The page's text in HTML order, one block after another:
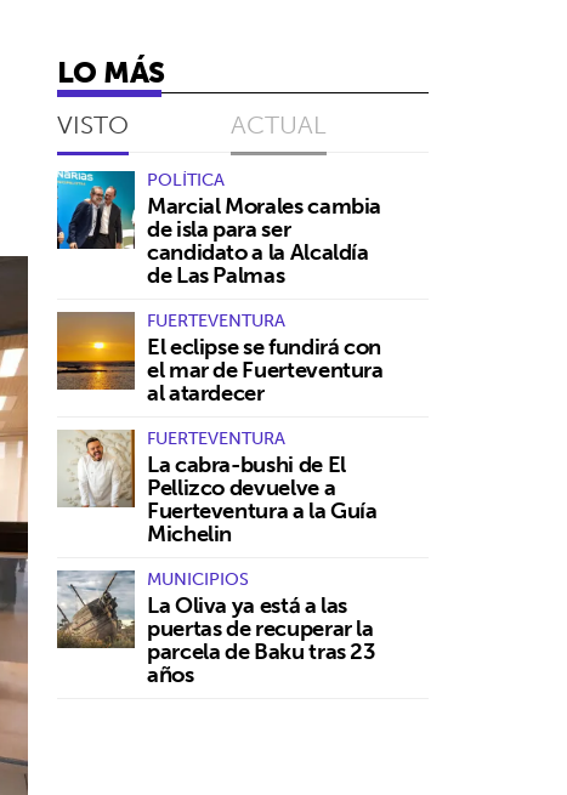
LO MÁS
VISTO ACTUAL
POLÍTICA
Marcial Morales cambia
de isla para ser
candidato a la Alcaldía
de Las Palmas
FUERTEVENTURA
El eclipse se fundirá con
el mar de Fuerteventura
al atardecer
FUERTEVENTURA
La cabra-bushi de El
Pellizco devuelve a
Fuerteventura a la Guía
Michelin
MUNICIPIOS
La Oliva ya está a las
puertas de recuperar la
parcela de Baku tras 23
años